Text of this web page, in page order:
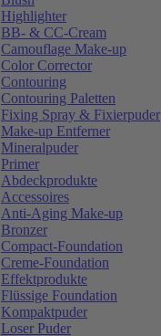
Highlighter
BB- & CC-Cream
Camouflage Make-up
Color Corrector
Contouring
Contouring Paletten
Fixing Spray & Fixierpuder
Make-up Entferner
Mineralpuder
Primer
Abdeckprodukte
Accessoires
Anti-Aging Make-up
Bronzer
Compact-Foundation
Creme-Foundation
Effektprodukte
Flüssige Foundation
Kompaktpuder
Loser Puder